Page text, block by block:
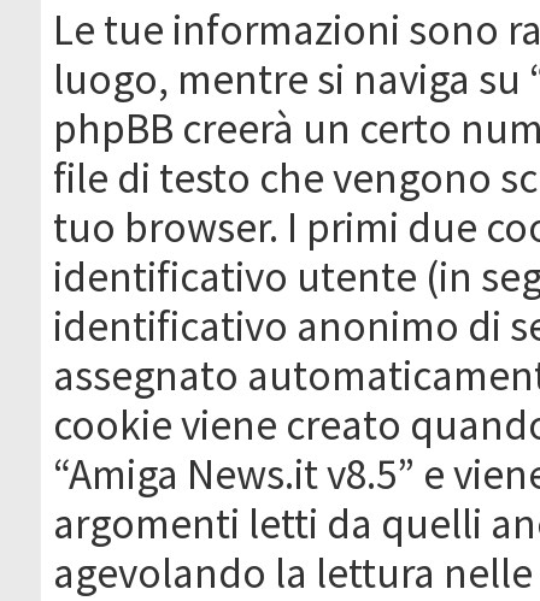
Le tue informazioni sono
luogo, mentre si naviga su
phpBB creerà un certo
file di testo che vengono
tuo browser. I primi due
identificativo utente (in
identificativo anonimo di
assegnato
cookie viene creato
“Amiga News.it v8.5” e
argomenti letti da quelli
agevolando la lettura